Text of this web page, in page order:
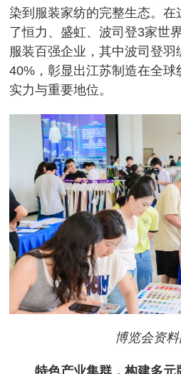
染到服装家纺的完整生态。
了恒力、盛虹、波司登3家世
服装百强企业，其中波司登
40%，彰显出江苏制造在全
实力与重要地位。
博览会资